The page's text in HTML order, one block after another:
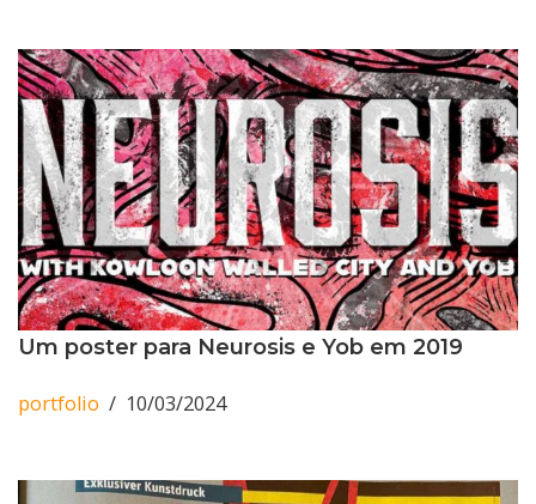
Um poster para Neurosis e Yob em 2019
portfolio 10/03/2024